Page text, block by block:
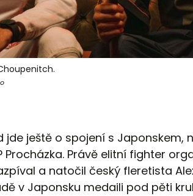
jde ještě o spojení s
Procházka. Právě elitní fighter
a natočil český fleretista
v Japonsku medaili pod pěti